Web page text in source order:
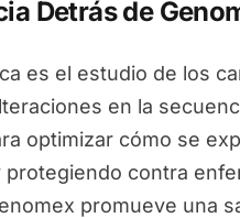
Detrás de
es el estudio de los
en la
optimizar cómo se
protegiendo contra
promueve una